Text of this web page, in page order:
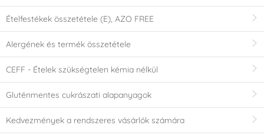
Ételfestékek összetétele (E), AZO FREE
Alergének és termék összetétele
CEFF - Ételek szükségtelen kémia nélkül
Gluténmentes cukrászati alapanyagok
Kedvezmények a rendszeres vásárlók számára